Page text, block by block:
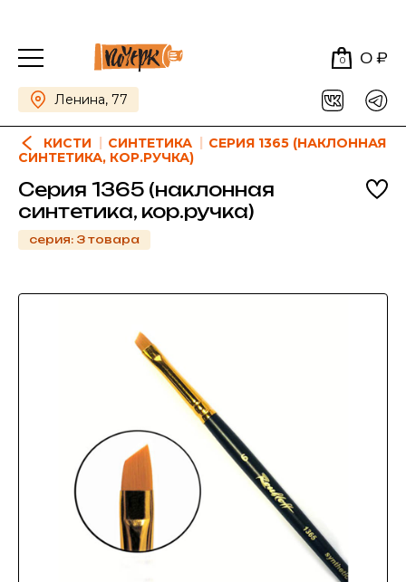
0 0 ₽
Ленина, 77
КИСТИ СИНТЕТИКА
СЕРИЯ 1365 (НАКЛОННАЯ
СИНТЕТИКА, КОР.РУЧКА)
Серия 1365 (наклонная
синтетика, кор.ручка)
серия: 3 товара